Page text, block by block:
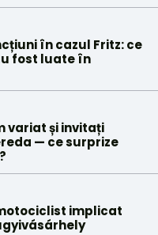
în cazul Fritz: ce
fost luate în
variat și invitați
— ce surprize
implicat